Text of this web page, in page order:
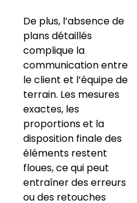
De plus, l’absence de
plans détaillés
complique la
communication entre
le client et l’équipe de
terrain. Les mesures
exactes, les
proportions et la
disposition finale des
éléments restent
floues, ce qui peut
entraîner des erreurs
ou des retouches